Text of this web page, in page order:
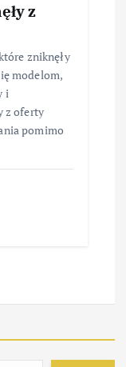
z
zniknęły
modelom,
i
z oferty
pomimo